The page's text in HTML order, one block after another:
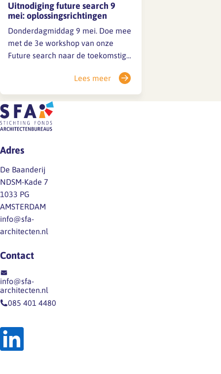
Uitnodiging future search 9
mei: oplossingsrichtingen
Donderdagmiddag 9 mei. Doe mee
met de 3e workshop van onze
Future search naar de toekomstige
architectenbranche. Eerdere
bijeenkomsten gingen in
op trends (sessie 1) en opgaven &
uitdagingen (sessie 2). Luister de
samenvattende podcasts voor een
inzichten. Het zou fijn zijn…
Lees meer
Adres
De Baanderij
NDSM-Kade 7
1033 PG
AMSTERDAM
info@sfa-
architecten.nl
Contact
info@sfa-
architecten.nl
085 401 4480